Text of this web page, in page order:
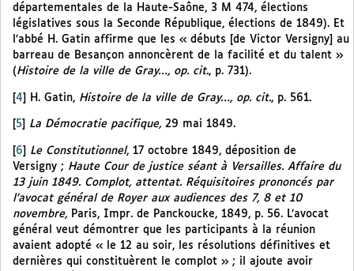
départementales de la Haute-Saône, 3 M 474, élections
législatives sous la Seconde République, élections de 1849). Et
l’abbé H. Gatin affirme que les « débuts [de Victor Versigny] au
barreau de Besançon annoncèrent de la facilité et du talent »
(Histoire de la ville de Gray…, op. cit., p. 731).
[4] H. Gatin, Histoire de la ville de Gray…, op. cit., p. 561.
5 La Démocratie pacifique, 29 mai 1849.
6 Le Constitutionnel, 17 octobre 1849, déposition de
Versigny ; Haute Cour de justice séant à Versailles. Affaire du
13 juin 1849. Complot, attentat. Réquisitoires prononcés par
l’avocat général de Royer aux audiences des 7, 8 et 10
novembre, Paris, Impr. de Panckoucke, 1849, p. 56. L’avocat
général veut démontrer que les participants à la réunion
avaient adopté « le 12 au soir, les résolutions définitives et
dernières qui constituèrent le complot » ; il ajoute avoir